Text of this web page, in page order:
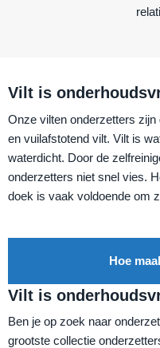
Vilt is
Onze vilten onderzetters
en vuilafstotend vilt. Vilt is
waterdicht. Door de
onderzetters niet snel vies.
doek is vaak voldoende om
Hoe
Vilt is
Ben je op zoek naar
grootste collectie